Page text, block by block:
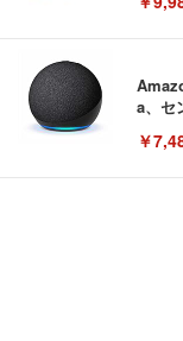
a、セ
￥
い
キン
ン樹
(黒
￥
回使